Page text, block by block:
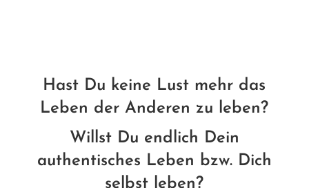
Hast Du keine Lust mehr das
Leben der Anderen zu leben?
Willst Du endlich Dein
authentisches Leben bzw. Dich
selbst leben?